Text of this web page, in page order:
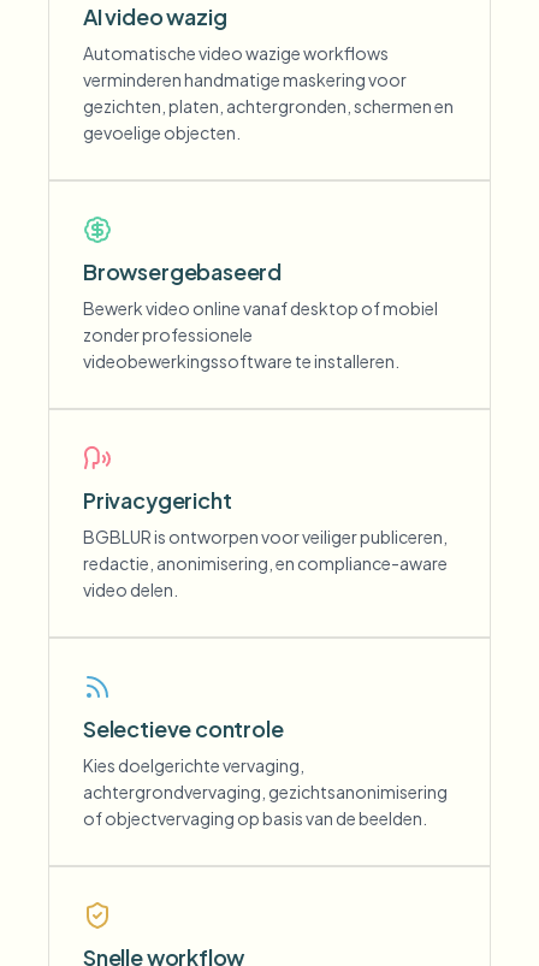
AI video wazig
Automatische video wazige workflows
verminderen handmatige maskering voor
gezichten, platen, achtergronden, schermen en
gevoelige objecten.
Browsergebaseerd
Bewerk video online vanaf desktop of mobiel
zonder professionele
videobewerkingssoftware te installeren.
Privacygericht
BGBLUR is ontworpen voor veiliger publiceren,
redactie, anonimisering, en compliance-aware
video delen.
Selectieve controle
Kies doelgerichte vervaging,
achtergrondvervaging, gezichtsanonimisering
of objectvervaging op basis van de beelden.
Snelle workflow